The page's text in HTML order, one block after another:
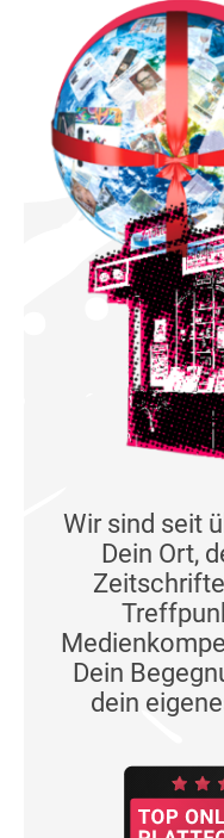
Wir sind seit
Dein Ort,
Dein
dein